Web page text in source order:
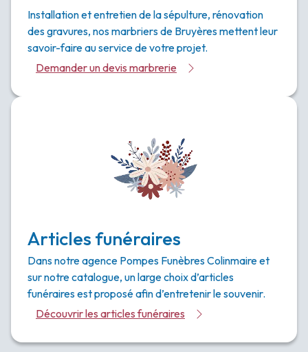
Installation et entretien de la sépulture, rénovation
des gravures, nos marbriers de Bruyères mettent leur
savoir-faire au service de votre projet.
Demander un devis marbrerie
Articles funéraires
Dans notre agence Pompes Funèbres Colinmaire et
sur notre catalogue, un large choix d’articles
funéraires est proposé afin d’entretenir le souvenir.
Découvrir les articles funéraires